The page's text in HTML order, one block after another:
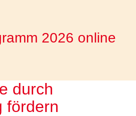
2026 online
durch
fördern